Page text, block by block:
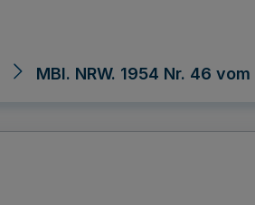
MBl. NRW. 1954 Nr. 46 vom